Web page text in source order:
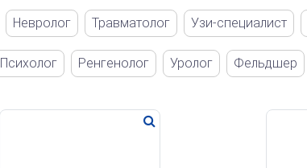
Невролог Травматолог Узи-специалист
Психолог Ренгенолог Уролог Фельдшер